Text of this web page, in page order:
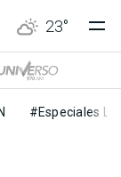
23°
#Especiales LN